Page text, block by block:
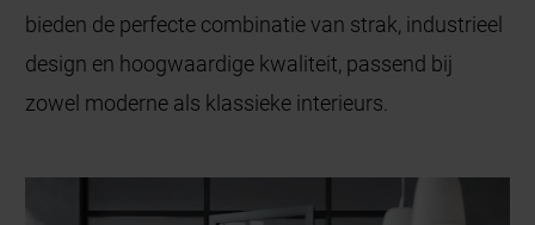
bieden de perfecte combinatie van strak, industrieel
design en hoogwaardige kwaliteit, passend bij
zowel moderne als klassieke interieurs.